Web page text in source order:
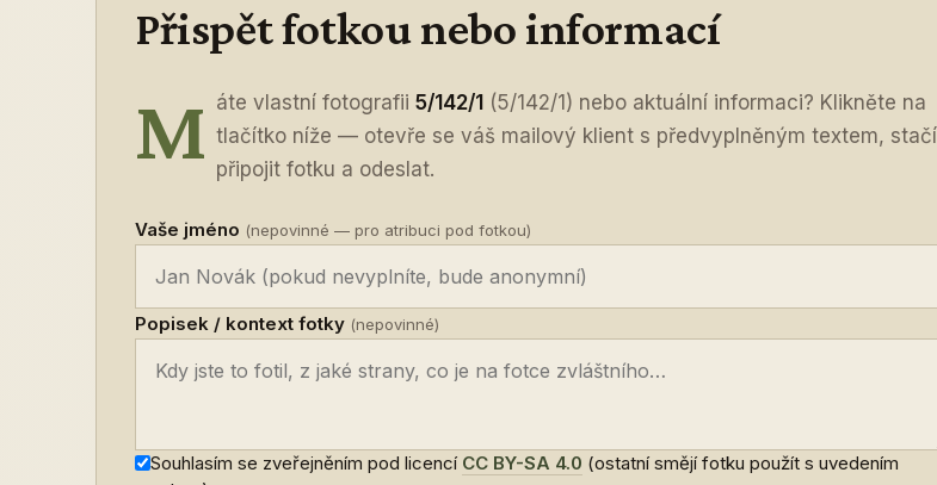
Přispět fotkou nebo informací
M áte vlastní fotografii5/142/1 (5/142/1) nebo aktuální informaci? Klikněte na
tlačítko níže — otevře se váš mailový klient s předvyplněným textem, stačí
připojit fotku a odeslat.
Vaše jméno (nepovinné — pro atribuci pod fotkou)
Popisek / kontext fotky (nepovinné)
Souhlasím se zveřejněním pod licencí CC BY-SA 4.0 (ostatní smějí fotku použít s uvedením